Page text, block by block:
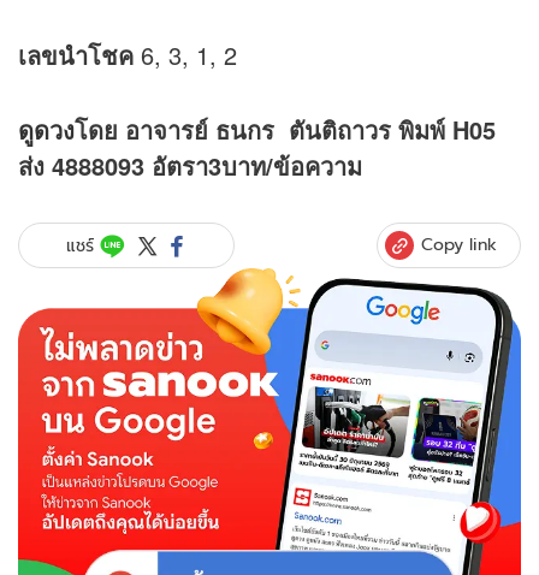
เลขนำโชค 6, 3, 1, 2
ดูดวงโดย อาจารย์ ธนกร ตันติถาวร พิมพ์ H05
ส่ง 4888093 อัตรา3บาท/ข้อความ
แชร์ Copy link